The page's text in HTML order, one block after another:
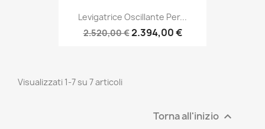
Levigatrice Oscillante Per...
2.520,00 €2.394,00 €
Visualizzati 1-7 su 7 articoli
Torna all'inizio 